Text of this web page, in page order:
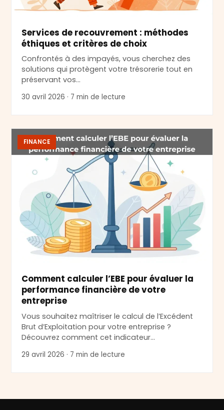
Services de recouvrement : méthodes
éthiques et critères de choix
Confrontés à des impayés, vous cherchez des
solutions qui protègent votre trésorerie tout en
préservant vos…
30 avril 2026 · 7 min de lecture
FINANCE
Comment calculer l’EBE pour évaluer la
performance financière de votre
entreprise
Vous souhaitez maîtriser le calcul de l’Excédent
Brut d’Exploitation pour votre entreprise ?
Découvrez comment cet indicateur…
29 avril 2026 · 7 min de lecture